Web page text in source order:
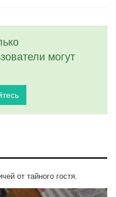
могут
от тайного гостя.